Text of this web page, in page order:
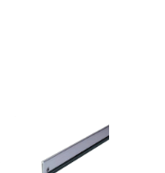
使用圧力：